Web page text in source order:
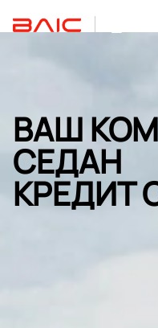
ВАШ
СЕДАН
КРЕДИТ